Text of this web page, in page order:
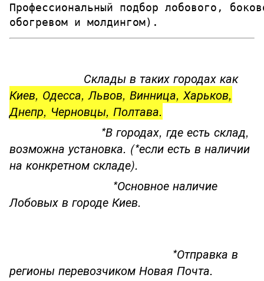
Профессиональный подбор лобового,
обогревом и молдингом).
Склады в таких городах как
Киев, Одесса, Львов, Винница, Харьков,
Днепр, Черновцы, Полтава.
*В городах, где есть склад,
возможна установка. (*если есть в наличии
на конкретном складе).
*Основное наличие
Лобовых в городе Киев.
*Отправка в
регионы перевозчиком Новая Почта.